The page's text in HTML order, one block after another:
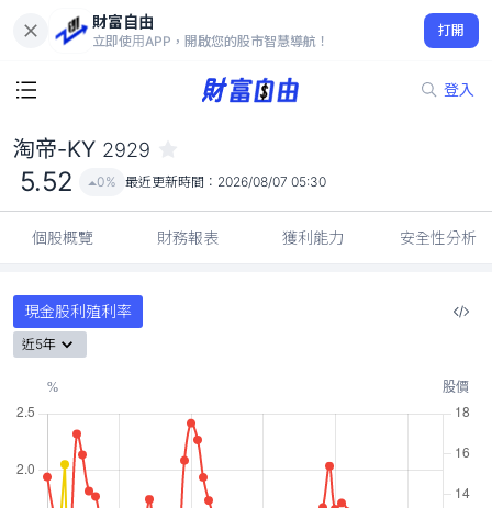
財富自由
立即使用APP，開啟您的股市智慧導航！
打開
登入
5.52
0%
淘帝-KY 2929
5.52 0% 最近更新時間： 2026/08/07 05:30
個股概覽 財務報表 獲利能力 安全性分析
現金股利殖利率
近5年